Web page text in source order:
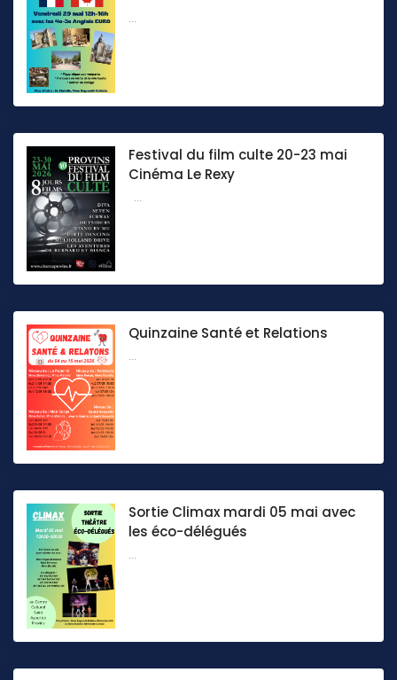
...
Festival du film culte 20-23 mai
Cinéma Le Rexy
...
Quinzaine Santé et Relations
...
Sortie Climax mardi 05 mai avec
les éco-délégués
...